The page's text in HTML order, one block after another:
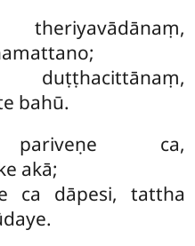
duṭṭhacittānaṃ,
bahū.
ca,
akā;
ca dāpesi, tattha